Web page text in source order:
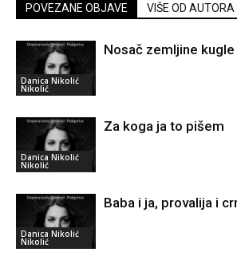
POVEZANE OBJAVE VIŠE OD AUTORA
Danica Nikolić
Nikolić
Nosač zemljine kugle
Danica Nikolić
Nikolić
Za koga ja to pišem
Danica Nikolić
Nikolić
Baba i ja, provalija i